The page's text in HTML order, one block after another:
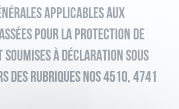
APPLICABLES AUX
POUR LA PROTECTION DE
À DÉCLARATION SOUS
DES RUBRIQUES NOS 4510, 4741